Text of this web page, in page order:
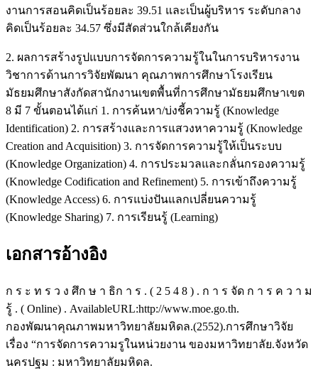
งานการสอนคิดเป็นร้อยละ 39.51 และเป็นผู้บริหาร ระดับกลาง
คิดเป็นร้อยละ 34.57 ซึ่งมีสัดส่วนใกล้เคียงกัน
2. ผลการสร้างรูปแบบการจัดการความรู้ในในการบริหารงาน
วิชาการด้านการวิจัยพัฒนา คุณภาพการศึกษาโรงเรียน
มัธยมศึกษาสังกัดสานักงานเขตพื้นที่การศึกษามัธยมศึกษาเขต
8 มี 7 ขั้นตอนได้แก่ 1. การค้นหา/บ่งชี้ความรู้ (Knowledge
Identification) 2. การสร้างและการแสวงหาความรู้ (Knowledge
Creation and Acquisition) 3. การจัดการความรู้ให้เป็นระบบ
(Knowledge Organization) 4. การประมวลและกลั่นกรองความรู้
(Knowledge Codification and Refinement) 5. การเข้าถึงความรู้
(Knowledge Access) 6. การแบ่งปันแลกเปลี่ยนความรู้
(Knowledge Sharing) 7. การเรียนรู้ (Learning)
เอกสารอ้างอิง
ก ร ะ ท ร ว ง ศึก ษ า ธิก า ร . ( 2 5 4 8 ) . ก า ร จัด ก า ร ค ว า ม
รู้ . ( Online) . AvailableURL:http://www.moe.go.th.
กองพัฒนาคุณภาพมหาวิทยาลัยมหิดล.(2552).การศึกษาวิจัย
เรื่อง “การจัดการความรูในหน่วยงาน ของมหาวิทยาลัย.จังหวัด
นครปฐม : มหาวิทยาลัยมหิดล.